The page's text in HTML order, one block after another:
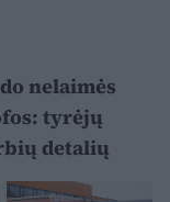
nelaimės
tyrėjų
detalių